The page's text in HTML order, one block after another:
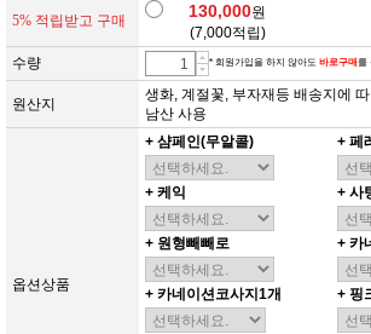
5% 적립받고 구매 130,000원
(7,000적립)
수량
* 회원가입을 하지 않아도 바로구매를
원산지
생화, 계절꽃, 부자재등 배송지에
남산 사용
옵션상품
+ 샴페인(무알콜) + 페
+ 케익 + 사
+ 원형빼빼로 + 카
+ 카네이션코사지1개 + 핑